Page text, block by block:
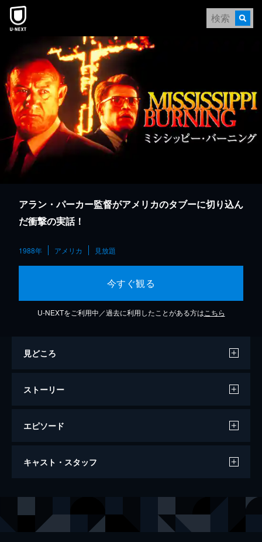
本文へスキップ
アラン・パーカー監督がアメリカのタブーに切り込ん
だ衝撃の実話！
1988年 アメリカ 見放題
今すぐ観る
U-NEXTをご利用中／過去に利用したことがある方は こちら
見どころ
ストーリー
エピソード
ミシシッピー・バーニング
キャスト・スタッフ
アラン・ウォード ウィレム・デフォー